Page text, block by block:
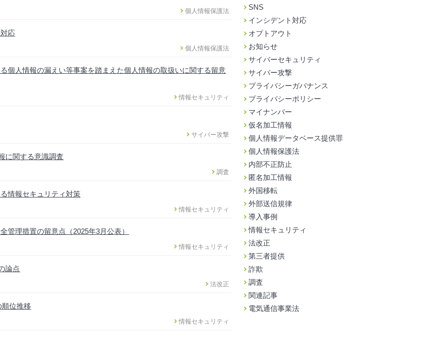
個人情報保護法
応
個人情報保護法
個人情報の漏えい等事案を踏まえた個人情報の取扱いに関する留意
情報セキュリティ
サイバー攻撃
に関する意識調査
調査
情報セキュリティ対策
情報セキュリティ
管理措置の留意点（2025年3月公表）
情報セキュリティ
論点
法改正
位推移
情報セキュリティ
SNS
インシデント対応
オプトアウト
お知らせ
サイバーセキュリティ
サイバー攻撃
プライバシーガバナンス
プライバシーポリシー
マイナンバー
仮名加工情報
個人情報データベース提供罪
個人情報保護法
内部不正防止
匿名加工情報
外国移転
外部送信規律
導入事例
情報セキュリティ
法改正
第三者提供
詐欺
調査
関連記事
電気通信事業法